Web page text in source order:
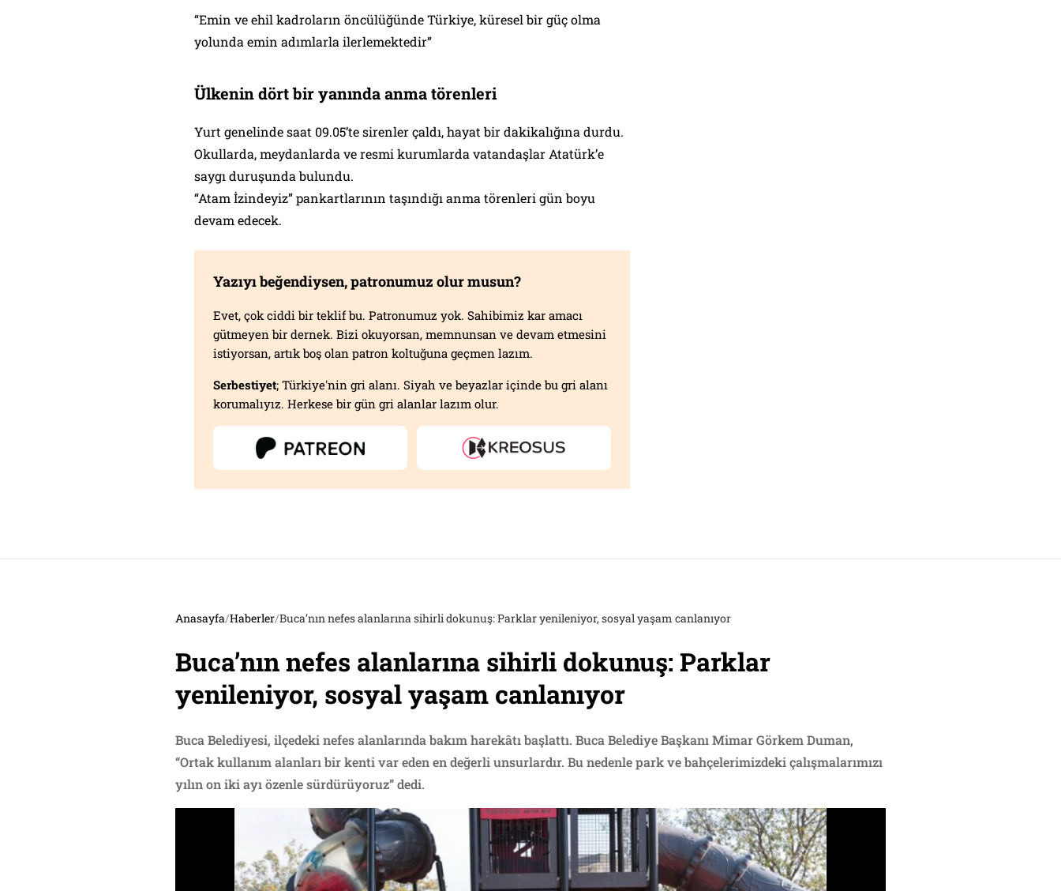
“Emin ve ehil kadroların öncülüğünde Türkiye, küresel bir güç olma
yolunda emin adımlarla ilerlemektedir”
Ülkenin dört bir yanında anma törenleri
Yurt genelinde saat 09.05’te sirenler çaldı, hayat bir dakikalığına durdu.
Okullarda, meydanlarda ve resmi kurumlarda vatandaşlar Atatürk’e
saygı duruşunda bulundu.
“Atam İzindeyiz” pankartlarının taşındığı anma törenleri gün boyu
devam edecek.
Yazıyı beğendiysen, patronumuz olur musun?
Evet, çok ciddi bir teklif bu. Patronumuz yok. Sahibimiz kar amacı
gütmeyen bir dernek. Bizi okuyorsan, memnunsan ve devam etmesini
istiyorsan, artık boş olan patron koltuğuna geçmen lazım.
Serbestiyet; Türkiye'nin gri alanı. Siyah ve beyazlar içinde bu gri alanı
korumalıyız. Herkese bir gün gri alanlar lazım olur.
Anasayfa/Haberler/Buca’nın nefes alanlarına sihirli dokunuş: Parklar yenileniyor, sosyal yaşam canlanıyor
Buca’nın nefes alanlarına sihirli dokunuş: Parklar
yenileniyor, sosyal yaşam canlanıyor
Buca Belediyesi, ilçedeki nefes alanlarında bakım harekâtı başlattı. Buca Belediye Başkanı Mimar Görkem Duman,
“Ortak kullanım alanları bir kenti var eden en değerli unsurlardır. Bu nedenle park ve bahçelerimizdeki çalışmalarımızı
yılın on iki ayı özenle sürdürüyoruz” dedi.